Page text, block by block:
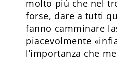
molto più che nel
forse, dare a tutti
fanno camminare
piacevolmente
l’importanza che